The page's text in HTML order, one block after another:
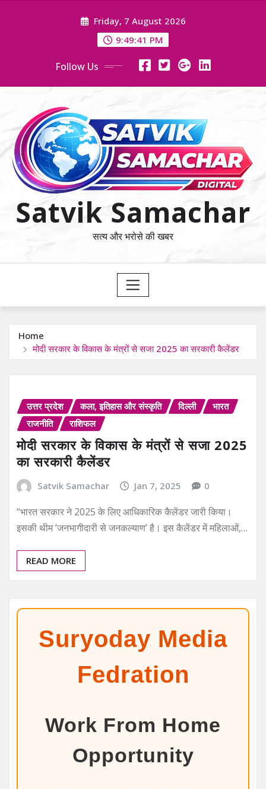
Friday, 7 August 2026
9:49:41 PM
Follow Us
Satvik Samachar
सत्य और भरोसे की खबर
Home
मोदी सरकार के विकास के मंत्रों से सजा 2025 का सरकारी कैलेंडर
उत्तर प्रदेश कला, इतिहास और संस्कृति दिल्ली
भारत
राजनीति
राशिफल
मोदी सरकार के विकास के मंत्रों से सजा 2025
का सरकारी कैलेंडर
Satvik Samachar Jan 7, 2025 0
“भारत सरकार ने 2025 के लिए आधिकारिक कैलेंडर जारी किया।
इसकी थीम ‘जनभागीदारी से जनकल्याण’ है। इस कैलेंडर में महिलाओं,…
READ MORE
Suryoday Media
Fedration
Work From Home
Opportunity